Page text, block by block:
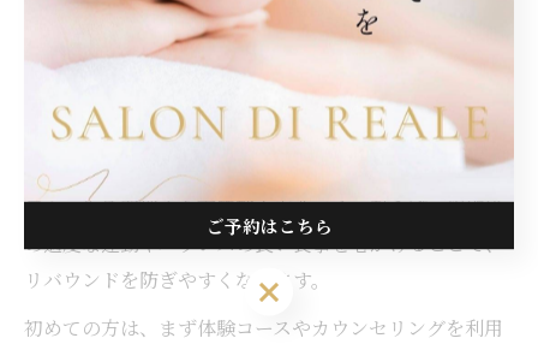
ィラインの引き締めを効率よく目指せます。千葉県内の
メンズ痩身サロンでは、個々の体質や目標に合わせたプ
ラン提案が充実しており、カウンセリングからアフター
ケアまで一貫したサポートが受けられます。
理想のボディを実現するためには、施術だけでなく、
日々の生活習慣や食事管理も重要です。例えば、施術後
の適度な運動やバランスの良い食事を心がけることで、
リバウンドを防ぎやすくなります。
初めての方は、まず体験コースやカウンセリングを利用
ご予約はこちら
ご予約はこちら